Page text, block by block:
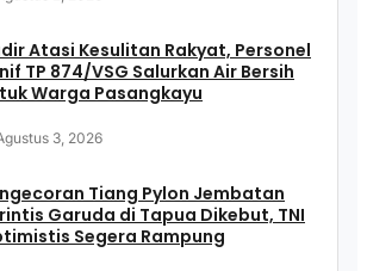
Atasi Kesulitan Rakyat, Personel
TP 874/VSG Salurkan Air Bersih
Warga Pasangkayu
3, 2026
Tiang Pylon Jembatan
Garuda di Tapua Dikebut, TNI
Segera Rampung